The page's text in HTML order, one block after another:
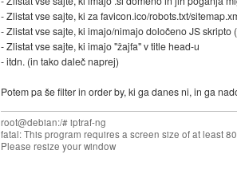
- Zlistat vse sajte, ki za favicon.ico/robots.txt/
- Zlistat vse sajte, ki imajo/nimajo določeno JS skripto
- Zlistat vse sajte, ki imajo "žajfa" v title head-u
- itdn. (in tako daleč naprej)
Potem pa še filter in order by, ki ga danes ni, in ga
root@debian:/# iptraf-ng
fatal: This program requires a screen size of at least
Please resize your window